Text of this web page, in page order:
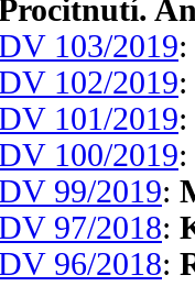
103/2019:
102/2019:
101/2019:
100/2019:
99/2019:
97/2018:
96/2018: